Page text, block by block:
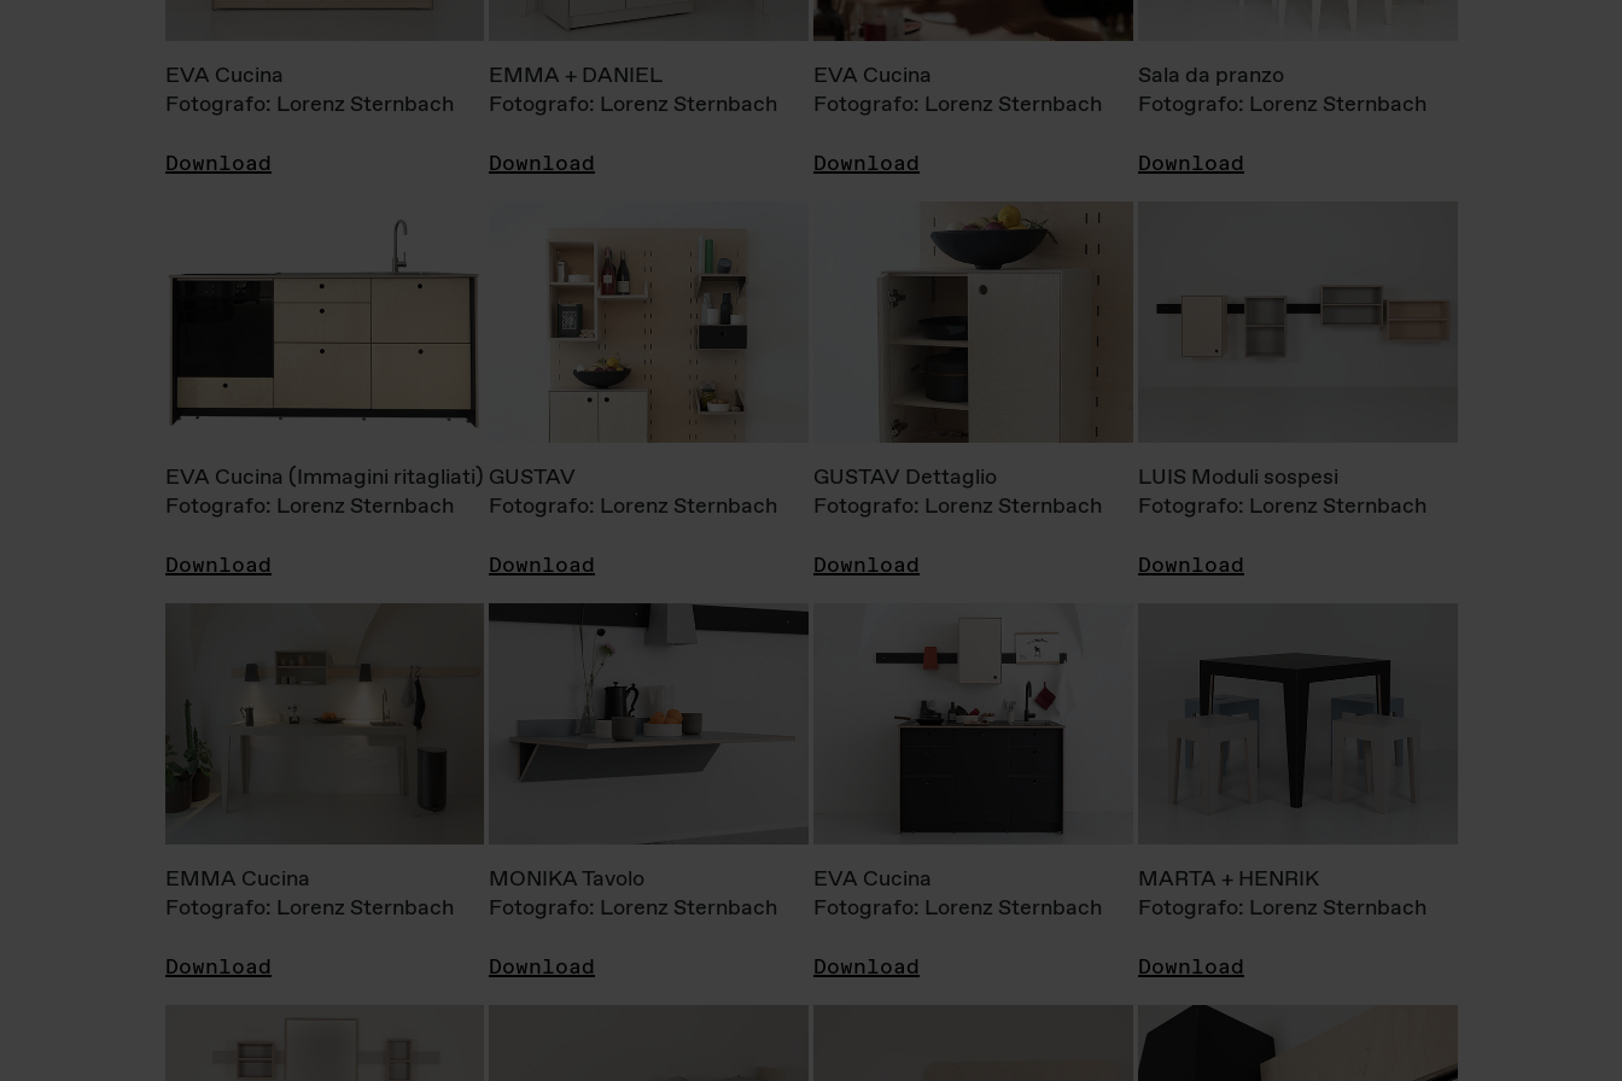
EVA Cucina
Fotografo: Lorenz Sternbach
Download
EMMA + DANIEL
Fotografo: Lorenz Sternbach
Download
EVA Cucina
Fotografo: Lorenz Sternbach
Download
Sala da pranzo
Fotografo: Lorenz Sternbach
Download
EVA Cucina (Immagini ritagliati)
Fotografo: Lorenz Sternbach
Download
GUSTAV
Fotografo: Lorenz Sternbach
Download
GUSTAV Dettaglio
Fotografo: Lorenz Sternbach
Download
LUIS Moduli sospesi
Fotografo: Lorenz Sternbach
Download
EMMA Cucina
Fotografo: Lorenz Sternbach
Download
MONIKA Tavolo
Fotografo: Lorenz Sternbach
Download
EVA Cucina
Fotografo: Lorenz Sternbach
Download
MARTA + HENRIK
Fotografo: Lorenz Sternbach
Download